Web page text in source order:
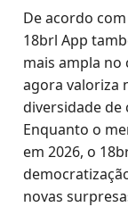
De acordo
18brl App
mais ampla
agora valoriza
diversidade de
Enquanto o
em 2026, o
novas